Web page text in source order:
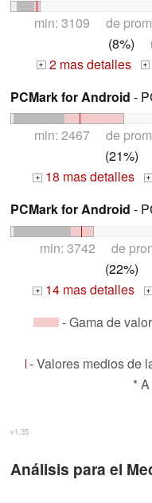
min: 3109 de
(8%)
+ 2 mas detalles +
PCMark for Android -
min: 2467 de
(21%)
+ 18 mas detalles +
PCMark for Android -
min: 3742 de
(22%)
+ 14 mas detalles +
- Gama de
- Valores medios de
*
v1.35
Análisis para el